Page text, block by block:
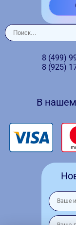
8 (499)
8 (925)
В